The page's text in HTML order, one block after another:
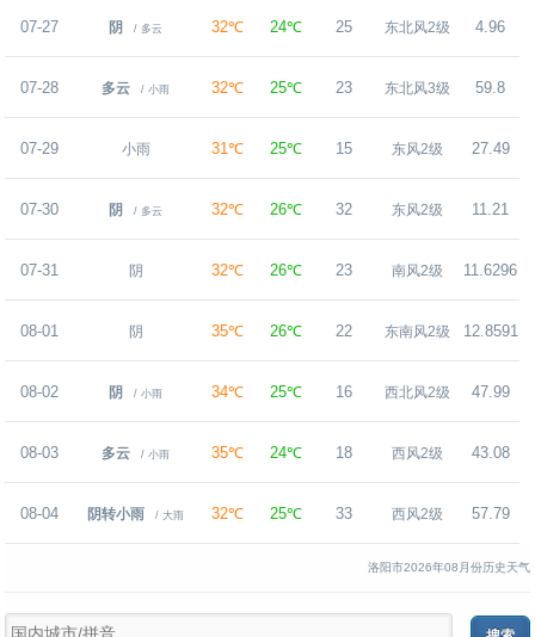
07-27 阴 / 多云 32℃ 24℃ 25 东北风2级 4.96
07-28 多云 / 小雨 32℃ 25℃ 23 东北风3级 59.8
07-29 小雨 31℃ 25℃ 15 东风2级 27.49
07-30 阴 / 多云 32℃ 26℃ 32 东风2级 11.21
07-31 阴 32℃ 26℃ 23 南风2级 11.6296
08-01 阴 35℃ 26℃ 22 东南风2级 12.8591
08-02 阴 / 小雨 34℃ 25℃ 16 西北风2级 47.99
08-03 多云 / 小雨 35℃ 24℃ 18 西风2级 43.08
08-04 阴转小雨 / 大雨 32℃ 25℃ 33 西风2级 57.79
洛阳市2026年08月份历史天气